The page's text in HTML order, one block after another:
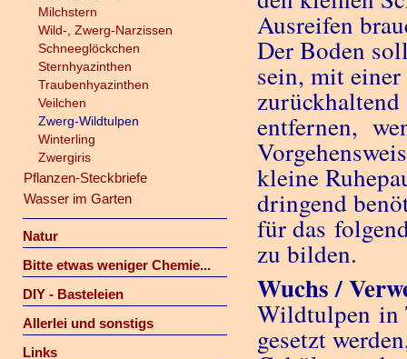
Milchstern
Wild-, Zwerg-Narzissen
Schneeglöckchen
Sternhyazinthen
Traubenhyazinthen
Veilchen
Zwerg-Wildtulpen
Winterling
Zwergiris
Pflanzen-Steckbriefe
Wasser im Garten
Natur
Bitte etwas weniger Chemie...
DIY - Basteleien
Allerlei und sonstigs
Links
Ausreifen
Der Boden
sein, mit
entfernen,
kleine
dringend
für das
zu bilden.
Wuchs /
Wildtulpen in
gesetzt